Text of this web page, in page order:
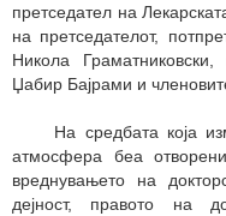
претседател на
на претседателот,
Никола
Џабир Бајрами и
На средбата која
атмосфера беа
вреднувањето на
дејност, правото на